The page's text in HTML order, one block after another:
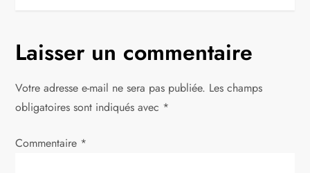
g
a
t
i
Laisser un commentaire
Votre adresse e-mail ne sera pas publiée. Les champs
obligatoires sont indiqués avec *
Commentaire *